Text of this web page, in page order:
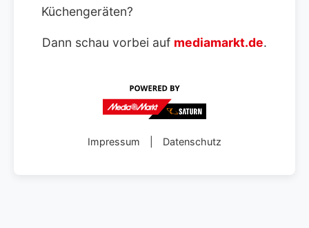
Küchengeräten?
Dann schau vorbei auf mediamarkt.de.
Impressum Datenschutz